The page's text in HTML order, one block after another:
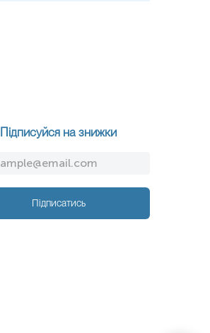
Підписуйся на знижки
Підписатись